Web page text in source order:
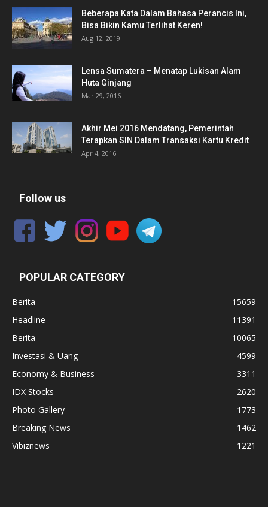
Beberapa Kata Dalam Bahasa Perancis Ini,
Bisa Bikin Kamu Terlihat Keren!
Aug 12, 2019
Lensa Sumatera – Menatap Lukisan Alam
Huta Ginjang
Mar 29, 2016
Akhir Mei 2016 Mendatang, Pemerintah
Terapkan SIN Dalam Transaksi Kartu Kredit
Apr 4, 2016
Follow us
POPULAR CATEGORY
Berita
15659
Headline
11391
Berita
10065
Investasi & Uang
4599
Economy & Business
3311
IDX Stocks
2620
Photo Gallery
1773
Breaking News
1462
Vibiznews
1221